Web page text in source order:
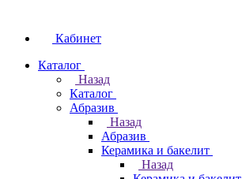
Кабинет
Каталог
Назад
Каталог
Абразив
Назад
Абразив
Керамика и бакелит
Назад